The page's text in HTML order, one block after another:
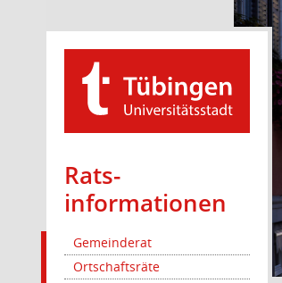
Rats­
informationen
Gemeinderat
Ortschaftsräte